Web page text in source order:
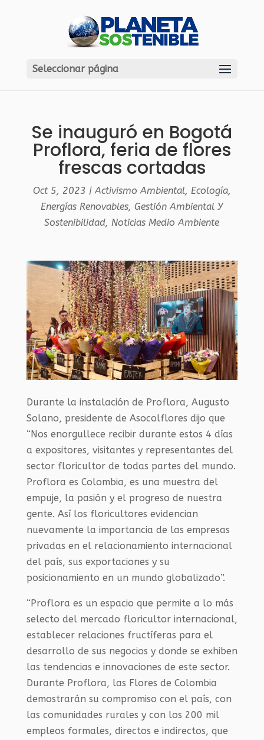
Seleccionar página
Se inauguró en Bogotá
Proflora, feria de flores
frescas cortadas
Oct 5, 2023 |Activismo Ambiental, Ecología,
Energías Renovables,Gestión Ambiental Y
Sostenibilidad,Noticias Medio Ambiente
Durante la instalación de Proflora, Augusto
Solano, presidente de Asocolflores dijo que
“Nos enorgullece recibir durante estos 4 días
a expositores, visitantes y representantes del
sector floricultor de todas partes del mundo.
Proflora es Colombia, es una muestra del
empuje, la pasión y el progreso de nuestra
gente. Así los floricultores evidencian
nuevamente la importancia de las empresas
privadas en el relacionamiento internacional
del país, sus exportaciones y su
posicionamiento en un mundo globalizado”.
“Proflora es un espacio que permite a lo más
selecto del mercado floricultor internacional,
establecer relaciones fructíferas para el
desarrollo de sus negocios y donde se exhiben
las tendencias e innovaciones de este sector.
Durante Proflora, las Flores de Colombia
demostrarán su compromiso con el país, con
las comunidades rurales y con los 200 mil
empleos formales, directos e indirectos, que